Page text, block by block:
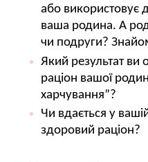
або використовує
ваша родина. А
чи подруги?
Який результат
раціон вашої
харчування”?
Чи вдається у
здоровий раціон?